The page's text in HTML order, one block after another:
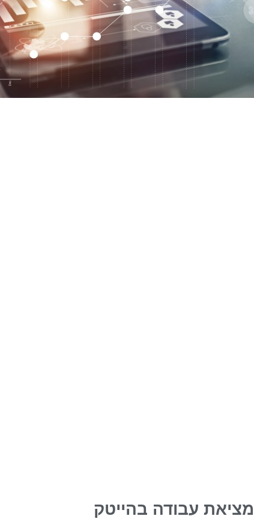
מציאת עבודה בהייטק